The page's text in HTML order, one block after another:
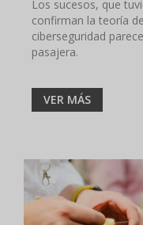
Los sucesos, que
confirman la teoría
ciberseguridad
pasajera.
VER MÁS